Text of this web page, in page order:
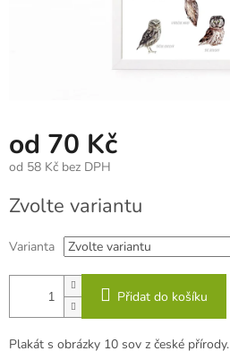
od 70 Kč
od 58 Kč bez DPH
cena:
Zvolte variantu
Varianta
Přidat do košíku
Plakát s obrázky 10 sov z české přírody.